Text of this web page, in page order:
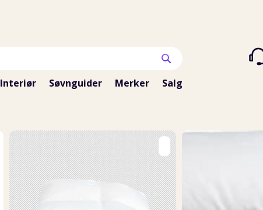
Interiør Søvnguider Merker Salg